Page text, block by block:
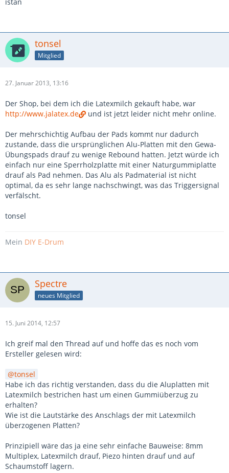
tonsel
Mitglied
27. Januar 2013, 13:16
Der Shop, bei dem ich die Latexmilch gekauft habe, war
http://www.jalatex.de
und ist jetzt leider nicht mehr online.
Der mehrschichtig Aufbau der Pads kommt nur dadurch
zustande, dass die ursprünglichen Alu-Platten mit den Gewa-
Übungspads drauf zu wenige Rebound hatten. Jetzt würde ich
einfach nur eine Sperrholzplatte mit einer Naturgummiplatte
drauf als Pad nehmen. Das Alu als Padmaterial ist nicht
optimal, da es sehr lange nachschwingt, was das Triggersignal
verfälscht.
tonsel
Mein DIY E-Drum
Spectre
neues Mitglied
15. Juni 2014, 12:57
Ich greif mal den Thread auf und hoffe das es noch vom
Ersteller gelesen wird:
tonsel
Habe ich das richtig verstanden, dass du die Aluplatten mit
Latexmilch bestrichen hast um einen Gummiüberzug zu
erhalten?
Wie ist die Lautstärke des Anschlags der mit Latexmilch
überzogenen Platten?
Prinzipiell wäre das ja eine sehr einfache Bauweise: 8mm
Multiplex, Latexmilch drauf, Piezo hinten drauf und auf
Schaumstoff lagern.